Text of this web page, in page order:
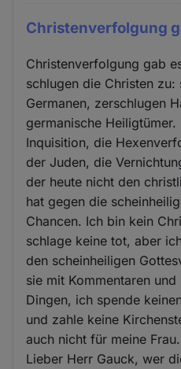
Christenverfolgung
Christenverfolgung gab
schlugen die Christen
Germanen, zerschlugen
germanische
Inquisition, die
der Juden, die
der heute nicht den
hat gegen die
Chancen. Ich bin kein
schlage keine tot, aber
den scheinheiligen
sie mit Kommentaren
Dingen, ich spende
und zahle keine
auch nicht für meine Frau.
Lieber Herr Gauck, wer